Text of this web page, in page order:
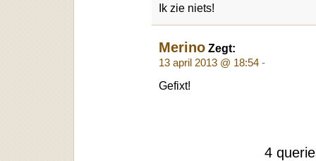
Ik zie niets!
Merino Zegt:
13 april 2013 @ 18:54 -
Gefixt!
4